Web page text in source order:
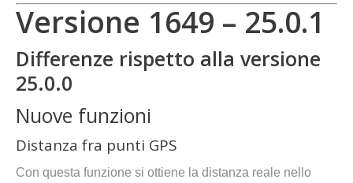
Versione 1649 – 25.0.1
Differenze rispetto alla versione
25.0.0
Nuove funzioni
Distanza fra punti GPS
Con questa funzione si ottiene la distanza reale nello